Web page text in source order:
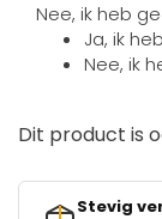
Nee, ik heb
Ja, ik
Nee, ik
Dit product is
Stevig